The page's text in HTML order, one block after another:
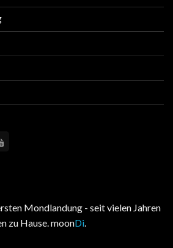
Mondlandung - seit vielen Jahren
zu Hause. moonDi